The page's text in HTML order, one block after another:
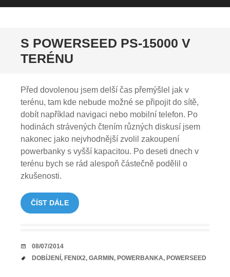
S POWERSEED PS-15000 V
TERÉNU
Před dovolenou jsem delší čas přemýšlel jak v
terénu, tam kde nebude možné se připojit do sítě,
dobít například navigaci nebo mobilní telefon. Po
hodinách strávených čtením různých diskusí jsem
nakonec jako nejvhodnější zvolil zakoupení
powerbanky s vyšší kapacitou. Po deseti dnech v
terénu bych se rád alespoň částečně podělil o
zkušenosti.
ČÍST DÁLE
DATUM
08/07/2014
TAGY
DOBÍJENÍ , FENIX2, GARMIN, POWERBANKA, POWERSEED